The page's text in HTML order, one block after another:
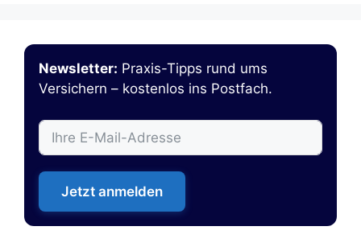
Newsletter: Praxis-Tipps rund ums
Versichern – kostenlos ins Postfach.
Jetzt anmelden